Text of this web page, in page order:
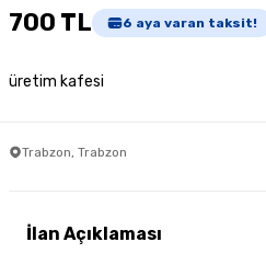
700 TL 6 aya varan taksit!
üretim kafesi
Trabzon, Trabzon
İlan Açıklaması